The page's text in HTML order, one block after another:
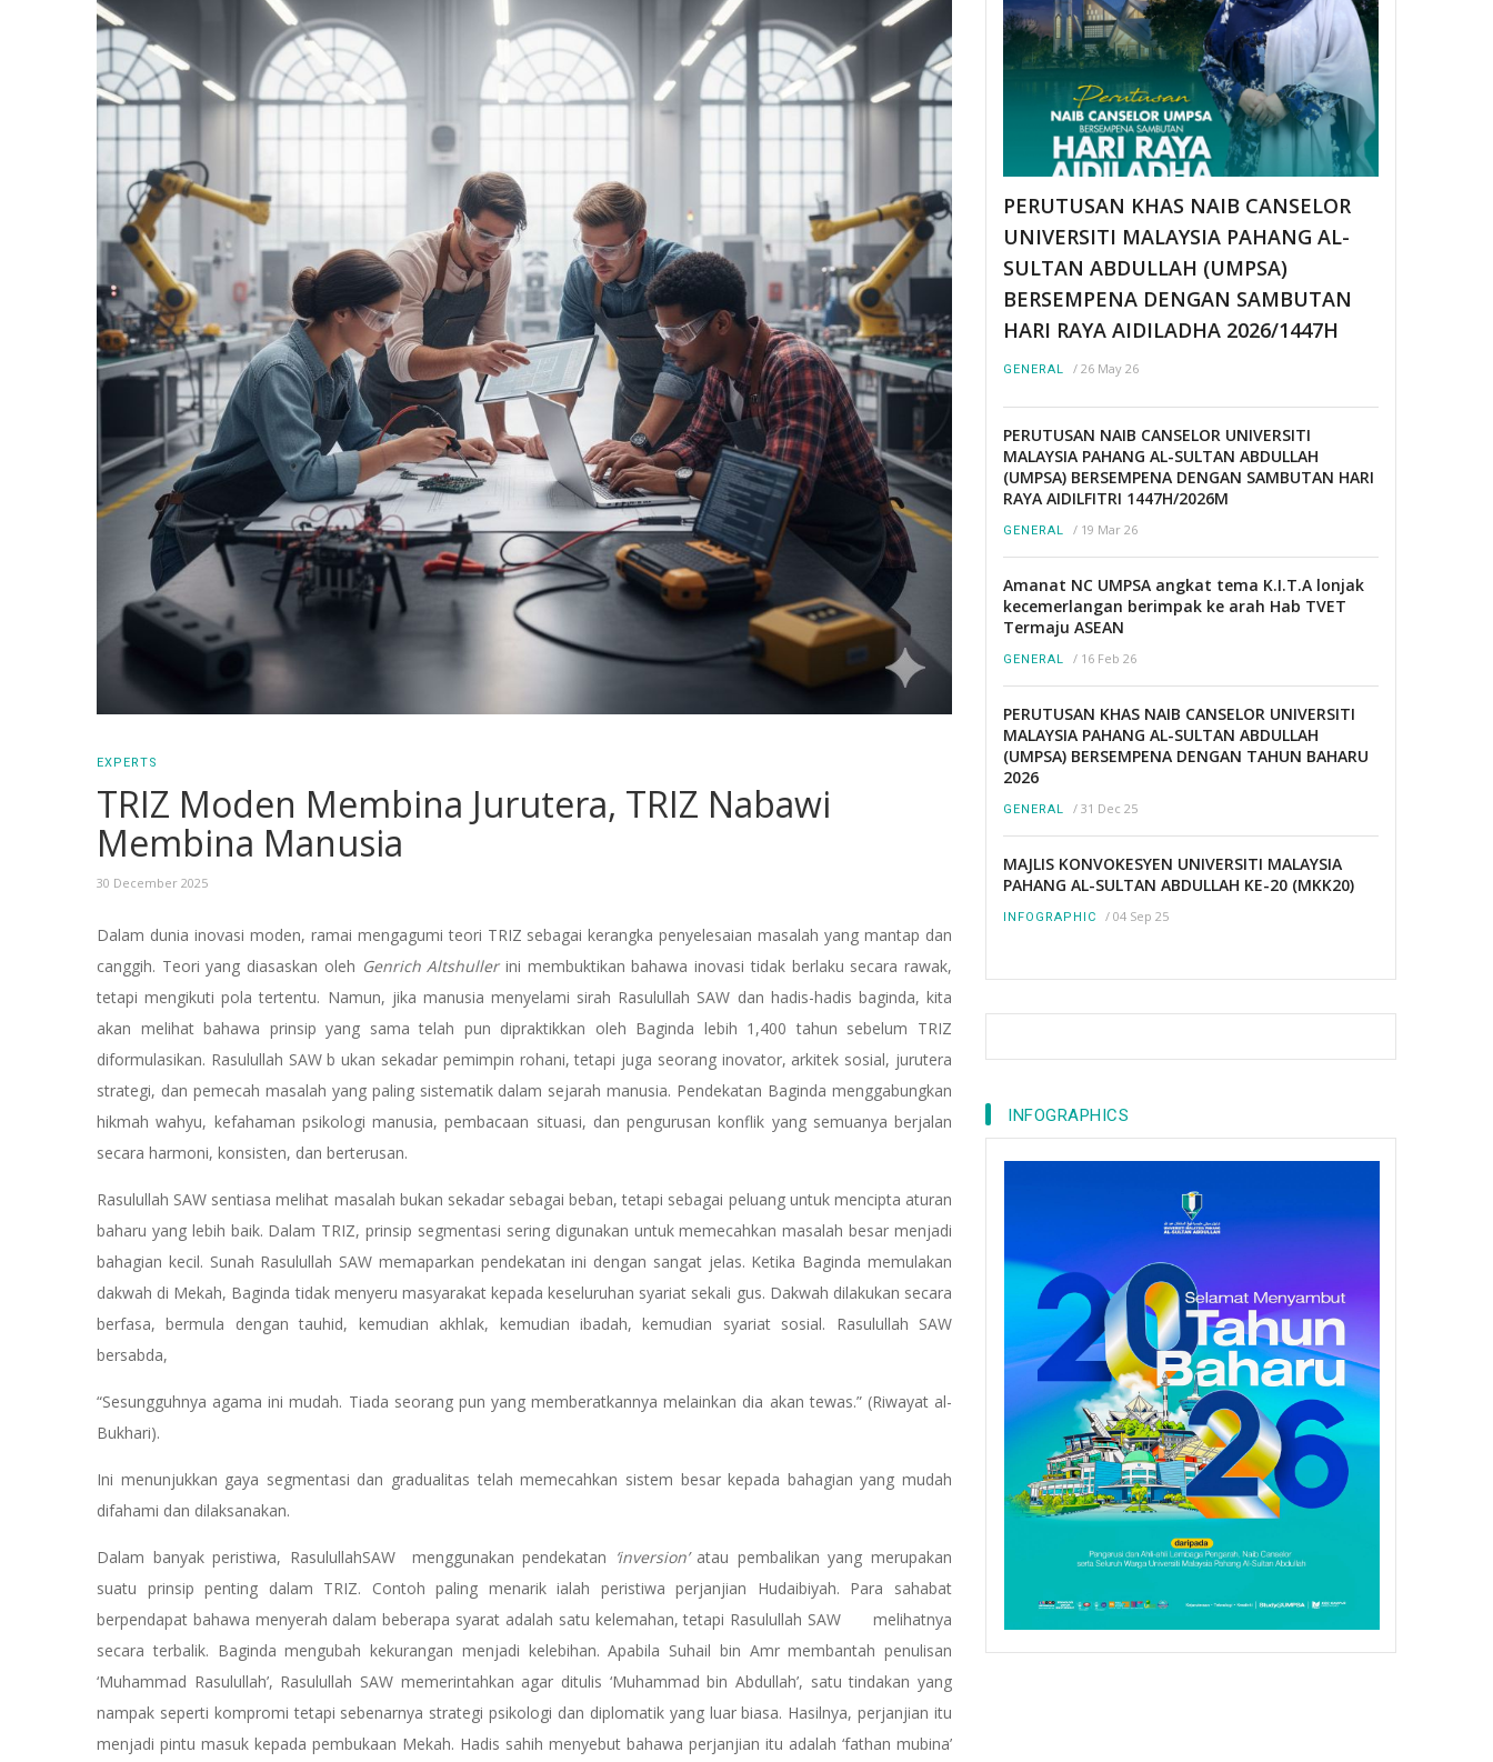
EXPERTS
TRIZ Moden Membina Jurutera, TRIZ Nabawi
Membina Manusia
30 December 2025
Dalam dunia inovasi moden, ramai mengagumi teori TRIZ sebagai kerangka penyelesaian masalah yang mantap dan
canggih. Teori yang diasaskan oleh Genrich Altshullerini membuktikan bahawa inovasi tidak berlaku secara rawak,
tetapi mengikuti pola tertentu. Namun, jika manusia menyelami sirah Rasulullah SAW dan hadis-hadis baginda, kita
akan melihat bahawa prinsip yang sama telah pun dipraktikkan oleh Baginda lebih 1,400 tahun sebelum TRIZ
diformulasikan. Rasulullah SAW b ukan sekadar pemimpin rohani, tetapi juga seorang inovator, arkitek sosial, jurutera
strategi, dan pemecah masalah yang paling sistematik dalam sejarah manusia. Pendekatan Baginda menggabungkan
hikmah wahyu, kefahaman psikologi manusia, pembacaan situasi, dan pengurusan konflik yang semuanya berjalan
secara harmoni, konsisten, dan berterusan.
Rasulullah SAW sentiasa melihat masalah bukan sekadar sebagai beban, tetapi sebagai peluang untuk mencipta aturan
baharu yang lebih baik. Dalam TRIZ, prinsip segmentasi sering digunakan untuk memecahkan masalah besar menjadi
bahagian kecil. Sunah Rasulullah SAW memaparkan pendekatan ini dengan sangat jelas. Ketika Baginda memulakan
dakwah di Mekah, Baginda tidak menyeru masyarakat kepada keseluruhan syariat sekali gus. Dakwah dilakukan secara
berfasa, bermula dengan tauhid, kemudian akhlak, kemudian ibadah, kemudian syariat sosial. Rasulullah SAW
bersabda,
“Sesungguhnya agama ini mudah. Tiada seorang pun yang memberatkannya melainkan dia akan tewas.” (Riwayat al-
Bukhari).
Ini menunjukkan gaya segmentasi dan gradualitas telah memecahkan sistem besar kepada bahagian yang mudah
difahami dan dilaksanakan.
Dalam banyak peristiwa, RasulullahSAW menggunakan pendekatan ‘inversion’ atau pembalikan yang merupakan
suatu prinsip penting dalam TRIZ. Contoh paling menarik ialah peristiwa perjanjian Hudaibiyah. Para sahabat
berpendapat bahawa menyerah dalam beberapa syarat adalah satu kelemahan, tetapi Rasulullah SAW melihatnya
secara terbalik. Baginda mengubah kekurangan menjadi kelebihan. Apabila Suhail bin Amr membantah penulisan
‘Muhammad Rasulullah’, Rasulullah SAW memerintahkan agar ditulis ‘Muhammad bin Abdullah’, satu tindakan yang
nampak seperti kompromi tetapi sebenarnya strategi psikologi dan diplomatik yang luar biasa. Hasilnya, perjanjian itu
menjadi pintu masuk kepada pembukaan Mekah. Hadis sahih menyebut bahawa perjanjian itu adalah ‘fathan mubina’
PERUTUSAN KHAS NAIB CANSELOR
UNIVERSITI MALAYSIA PAHANG AL-
SULTAN ABDULLAH (UMPSA)
BERSEMPENA DENGAN SAMBUTAN
HARI RAYA AIDILADHA 2026/1447H
GENERAL / 26 May 26
PERUTUSAN NAIB CANSELOR UNIVERSITI
MALAYSIA PAHANG AL-SULTAN ABDULLAH
(UMPSA) BERSEMPENA DENGAN SAMBUTAN HARI
RAYA AIDILFITRI 1447H/2026M
GENERAL / 19 Mar 26
Amanat NC UMPSA angkat tema K.I.T.A lonjak
kecemerlangan berimpak ke arah Hab TVET
Termaju ASEAN
GENERAL / 16 Feb 26
PERUTUSAN KHAS NAIB CANSELOR UNIVERSITI
MALAYSIA PAHANG AL-SULTAN ABDULLAH
(UMPSA) BERSEMPENA DENGAN TAHUN BAHARU
2026
GENERAL / 31 Dec 25
MAJLIS KONVOKESYEN UNIVERSITI MALAYSIA
PAHANG AL-SULTAN ABDULLAH KE-20 (MKK20)
INFOGRAPHIC / 04 Sep 25
INFOGRAPHICS